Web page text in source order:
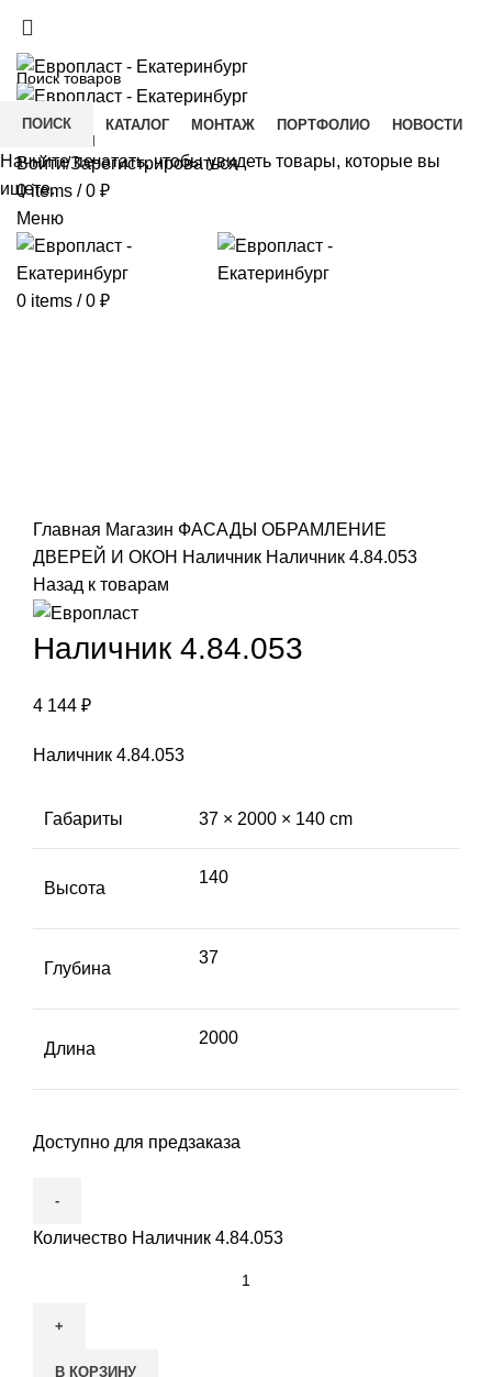
ГЛАВНАЯ КАТАЛОГ МОНТАЖ ПОРТФОЛИО
НОВОСТИ
КОНТАКТЫ
Войти/Зарегистрироваться
0items / 0 ₽
Меню
0 items / 0 ₽
Главная Магазин ФАСАДЫ ОБРАМЛЕНИЕ
ДВЕРЕЙ И ОКОН Наличник Наличник 4.84.053
Назад к товарам
Наличник 4.84.053
4 144 ₽
Наличник 4.84.053
Габариты 37 × 2000 × 140 cm
Высота
140
Глубина
37
Длина
2000
Доступно для предзаказа
Количество Наличник 4.84.053
В КОРЗИНУ
ПОИСК
Начните печатать, чтобы увидеть товары, которые вы
ищете.